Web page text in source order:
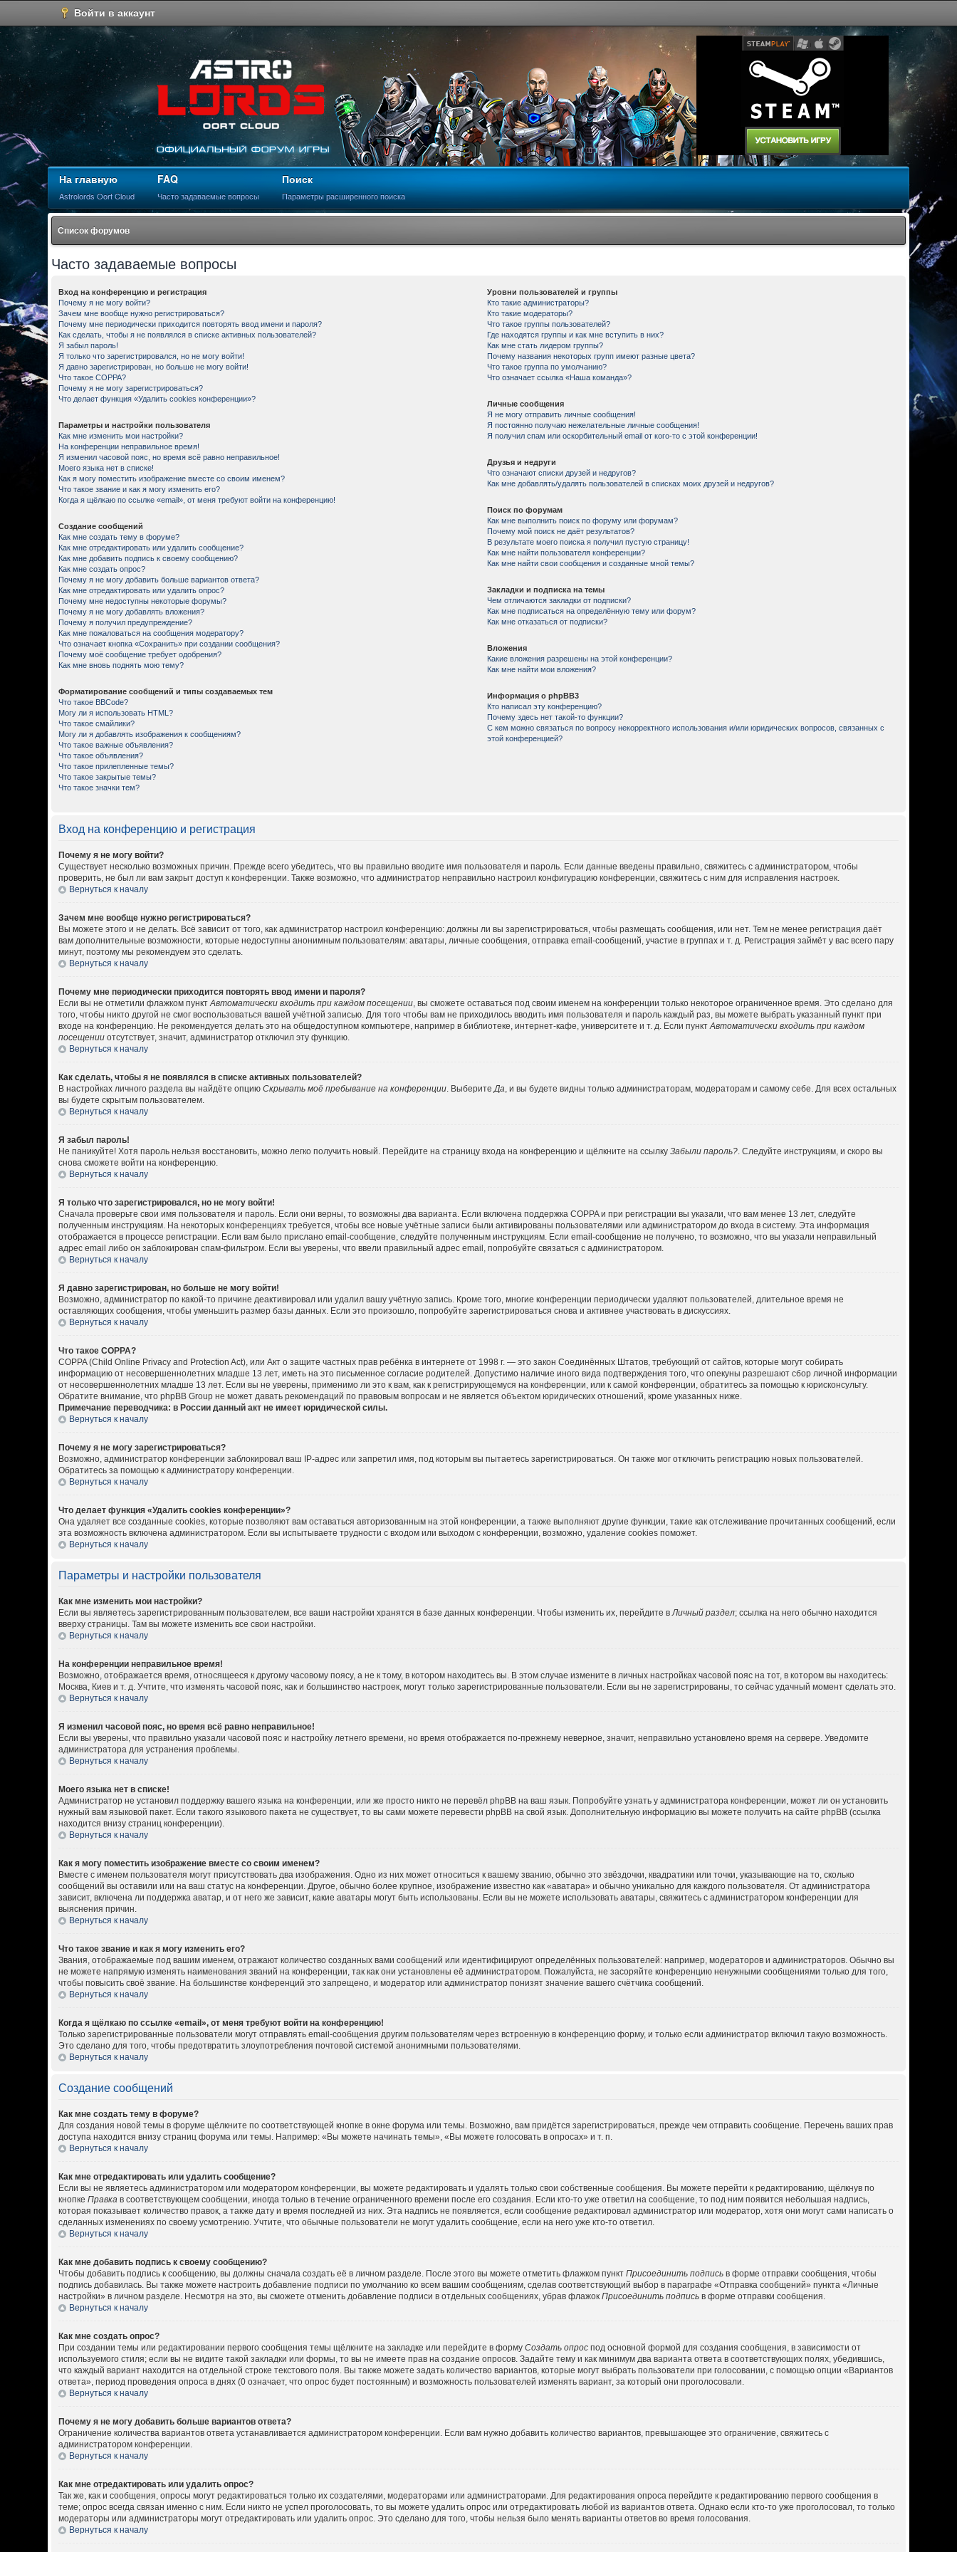
Войти в аккаунт
На главную
Astrolords Oort Cloud
FAQ
Часто задаваемые вопросы
Поиск
Параметры расширенного поиска
Список форумов
Часто задаваемые вопросы
Вход на конференцию и регистрация
Почему я не могу войти?
Зачем мне вообще нужно регистрироваться?
Почему мне периодически приходится повторять ввод имени и пароля?
Как сделать, чтобы я не появлялся в списке активных пользователей?
Я забыл пароль!
Я только что зарегистрировался, но не могу войти!
Я давно зарегистрирован, но больше не могу войти!
Что такое COPPA?
Почему я не могу зарегистрироваться?
Что делает функция «Удалить cookies конференции»?
Параметры и настройки пользователя
Как мне изменить мои настройки?
На конференции неправильное время!
Я изменил часовой пояс, но время всё равно неправильное!
Моего языка нет в списке!
Как я могу поместить изображение вместе со своим именем?
Что такое звание и как я могу изменить его?
Когда я щёлкаю по ссылке «email», от меня требуют войти на конференцию!
Создание сообщений
Как мне создать тему в форуме?
Как мне отредактировать или удалить сообщение?
Как мне добавить подпись к своему сообщению?
Как мне создать опрос?
Почему я не могу добавить больше вариантов ответа?
Как мне отредактировать или удалить опрос?
Почему мне недоступны некоторые форумы?
Почему я не могу добавлять вложения?
Почему я получил предупреждение?
Как мне пожаловаться на сообщения модератору?
Что означает кнопка «Сохранить» при создании сообщения?
Почему моё сообщение требует одобрения?
Как мне вновь поднять мою тему?
Форматирование сообщений и типы создаваемых тем
Что такое BBCode?
Могу ли я использовать HTML?
Что такое смайлики?
Могу ли я добавлять изображения к сообщениям?
Что такое важные объявления?
Что такое объявления?
Что такое прилепленные темы?
Что такое закрытые темы?
Что такое значки тем?
Уровни пользователей и группы
Кто такие администраторы?
Кто такие модераторы?
Что такое группы пользователей?
Где находятся группы и как мне вступить в них?
Как мне стать лидером группы?
Почему названия некоторых групп имеют разные цвета?
Что такое группа по умолчанию?
Что означает ссылка «Наша команда»?
Личные сообщения
Я не могу отправить личные сообщения!
Я постоянно получаю нежелательные личные сообщения!
Я получил спам или оскорбительный email от кого-то с этой конференции!
Друзья и недруги
Что означают списки друзей и недругов?
Как мне добавлять/удалять пользователей в списках моих друзей и недругов?
Поиск по форумам
Как мне выполнить поиск по форуму или форумам?
Почему мой поиск не даёт результатов?
В результате моего поиска я получил пустую страницу!
Как мне найти пользователя конференции?
Как мне найти свои сообщения и созданные мной темы?
Закладки и подписка на темы
Чем отличаются закладки от подписки?
Как мне подписаться на определённую тему или форум?
Как мне отказаться от подписки?
Вложения
Какие вложения разрешены на этой конференции?
Как мне найти мои вложения?
Информация о phpBB3
Кто написал эту конференцию?
Почему здесь нет такой-то функции?
С кем можно связаться по вопросу некорректного использования и/или юридических вопросов, связанных с
этой конференцией?
Вход на конференцию и регистрация
Почему я не могу войти?
Существует несколько возможных причин. Прежде всего убедитесь, что вы правильно вводите имя пользователя и пароль. Если данные введены правильно, свяжитесь с администратором, чтобы
проверить, не был ли вам закрыт доступ к конференции. Также возможно, что администратор неправильно настроил конфигурацию конференции, свяжитесь с ним для исправления настроек.
Вернуться к началу
Зачем мне вообще нужно регистрироваться?
Вы можете этого и не делать. Всё зависит от того, как администратор настроил конференцию: должны ли вы зарегистрироваться, чтобы размещать сообщения, или нет. Тем не менее регистрация даёт
вам дополнительные возможности, которые недоступны анонимным пользователям: аватары, личные сообщения, отправка email-сообщений, участие в группах и т. д. Регистрация займёт у вас всего пару
минут, поэтому мы рекомендуем это сделать.
Вернуться к началу
Почему мне периодически приходится повторять ввод имени и пароля?
Если вы не отметили флажком пунктАвтоматически входить при каждом посещении, вы сможете оставаться под своим именем на конференции только некоторое ограниченное время. Это сделано для
того, чтобы никто другой не смог воспользоваться вашей учётной записью. Для того чтобы вам не приходилось вводить имя пользователя и пароль каждый раз, вы можете выбрать указанный пункт при
входе на конференцию. Не рекомендуется делать это на общедоступном компьютере, например в библиотеке, интернет-кафе, университете и т. д. Если пунктАвтоматически входить при каждом
посещении отсутствует, значит, администратор отключил эту функцию.
Вернуться к началу
Как сделать, чтобы я не появлялся в списке активных пользователей?
В настройках личного раздела вы найдёте опциюСкрывать моё пребывание на конференции. ВыберитеДа, и вы будете видны только администраторам, модераторам и самому себе. Для всех остальных
вы будете скрытым пользователем.
Вернуться к началу
Я забыл пароль!
Не паникуйте! Хотя пароль нельзя восстановить, можно легко получить новый. Перейдите на страницу входа на конференцию и щёлкните на ссылкуЗабыли пароль?. Следуйте инструкциям, и скоро вы
снова сможете войти на конференцию.
Вернуться к началу
Я только что зарегистрировался, но не могу войти!
Сначала проверьте свои имя пользователя и пароль. Если они верны, то возможны два варианта. Если включена поддержка COPPA и при регистрации вы указали, что вам менее 13 лет, следуйте
полученным инструкциям. На некоторых конференциях требуется, чтобы все новые учётные записи были активированы пользователями или администратором до входа в систему. Эта информация
отображается в процессе регистрации. Если вам было прислано email-сообщение, следуйте полученным инструкциям. Если email-сообщение не получено, то возможно, что вы указали неправильный
адрес email либо он заблокирован спам-фильтром. Если вы уверены, что ввели правильный адрес email, попробуйте связаться с администратором.
Вернуться к началу
Я давно зарегистрирован, но больше не могу войти!
Возможно, администратор по какой-то причине деактивировал или удалил вашу учётную запись. Кроме того, многие конференции периодически удаляют пользователей, длительное время не
оставляющих сообщения, чтобы уменьшить размер базы данных. Если это произошло, попробуйте зарегистрироваться снова и активнее участвовать в дискуссиях.
Вернуться к началу
Что такое COPPA?
COPPA (Child Online Privacy and Protection Act), или Акт о защите частных прав ребёнка в интернете от 1998 г. — это закон Соединённых Штатов, требующий от сайтов, которые могут собирать
информацию от несовершеннолетних младше 13 лет, иметь на это письменное согласие родителей. Допустимо наличие иного вида подтверждения того, что опекуны разрешают сбор личной информации
от несовершеннолетних младше 13 лет. Если вы не уверены, применимо ли это к вам, как к регистрирующемуся на конференции, или к самой конференции, обратитесь за помощью к юрисконсульту.
Обратите внимание, что phpBB Group не может давать рекомендаций по правовым вопросам и не является объектом юридических отношений, кроме указанных ниже.
Примечание переводчика: в России данный акт не имеет юридической силы.
Вернуться к началу
Почему я не могу зарегистрироваться?
Возможно, администратор конференции заблокировал ваш IP-адрес или запретил имя, под которым вы пытаетесь зарегистрироваться. Он также мог отключить регистрацию новых пользователей.
Обратитесь за помощью к администратору конференции.
Вернуться к началу
Что делает функция «Удалить cookies конференции»?
Она удаляет все созданные cookies, которые позволяют вам оставаться авторизованным на этой конференции, а также выполняют другие функции, такие как отслеживание прочитанных сообщений, если
эта возможность включена администратором. Если вы испытываете трудности с входом или выходом с конференции, возможно, удаление cookies поможет.
Вернуться к началу
Параметры и настройки пользователя
Как мне изменить мои настройки?
Если вы являетесь зарегистрированным пользователем, все ваши настройки хранятся в базе данных конференции. Чтобы изменить их, перейдите вЛичный раздел; ссылка на него обычно находится
вверху страницы. Там вы можете изменить все свои настройки.
Вернуться к началу
На конференции неправильное время!
Возможно, отображается время, относящееся к другому часовому поясу, а не к тому, в котором находитесь вы. В этом случае измените в личных настройках часовой пояс на тот, в котором вы находитесь:
Москва, Киев и т. д. Учтите, что изменять часовой пояс, как и большинство настроек, могут только зарегистрированные пользователи. Если вы не зарегистрированы, то сейчас удачный момент сделать это.
Вернуться к началу
Я изменил часовой пояс, но время всё равно неправильное!
Если вы уверены, что правильно указали часовой пояс и настройку летнего времени, но время отображается по-прежнему неверное, значит, неправильно установлено время на сервере. Уведомите
администратора для устранения проблемы.
Вернуться к началу
Моего языка нет в списке!
Администратор не установил поддержку вашего языка на конференции, или же просто никто не перевёл phpBB на ваш язык. Попробуйте узнать у администратора конференции, может ли он установить
нужный вам языковой пакет. Если такого языкового пакета не существует, то вы сами можете перевести phpBB на свой язык. Дополнительную информацию вы можете получить на сайте phpBB (ссылка
находится внизу страниц конференции).
Вернуться к началу
Как я могу поместить изображение вместе со своим именем?
Вместе с именем пользователя могут присутствовать два изображения. Одно из них может относиться к вашему званию, обычно это звёздочки, квадратики или точки, указывающие на то, сколько
сообщений вы оставили или на ваш статус на конференции. Другое, обычно более крупное, изображение известно как «аватара» и обычно уникально для каждого пользователя. От администратора
зависит, включена ли поддержка аватар, и от него же зависит, какие аватары могут быть использованы. Если вы не можете использовать аватары, свяжитесь с администратором конференции для
выяснения причин.
Вернуться к началу
Что такое звание и как я могу изменить его?
Звания, отображаемые под вашим именем, отражают количество созданных вами сообщений или идентифицируют определённых пользователей: например, модераторов и администраторов. Обычно вы
не можете напрямую изменять наименования званий на конференции, так как они установлены её администратором. Пожалуйста, не засоряйте конференцию ненужными сообщениями только для того,
чтобы повысить своё звание. На большинстве конференций это запрещено, и модератор или администратор понизят значение вашего счётчика сообщений.
Вернуться к началу
Когда я щёлкаю по ссылке «email», от меня требуют войти на конференцию!
Только зарегистрированные пользователи могут отправлять email-сообщения другим пользователям через встроенную в конференцию форму, и только если администратор включил такую возможность.
Это сделано для того, чтобы предотвратить злоупотребления почтовой системой анонимными пользователями.
Вернуться к началу
Создание сообщений
Как мне создать тему в форуме?
Для создания новой темы в форуме щёлкните по соответствующей кнопке в окне форума или темы. Возможно, вам придётся зарегистрироваться, прежде чем отправить сообщение. Перечень ваших прав
доступа находится внизу страниц форума или темы. Например: «Вы можете начинать темы», «Вы можете голосовать в опросах» и т. п.
Вернуться к началу
Как мне отредактировать или удалить сообщение?
Если вы не являетесь администратором или модератором конференции, вы можете редактировать и удалять только свои собственные сообщения. Вы можете перейти к редактированию, щёлкнув по
кнопкеПравка в соответствующем сообщении, иногда только в течение ограниченного времени после его создания. Если кто-то уже ответил на сообщение, то под ним появится небольшая надпись,
которая показывает количество правок, а также дату и время последней из них. Эта надпись не появляется, если сообщение редактировал администратор или модератор, хотя они могут сами написать о
сделанных изменениях по своему усмотрению. Учтите, что обычные пользователи не могут удалить сообщение, если на него уже кто-то ответил.
Вернуться к началу
Как мне добавить подпись к своему сообщению?
Чтобы добавить подпись к сообщению, вы должны сначала создать её в личном разделе. После этого вы можете отметить флажком пунктПрисоединить подпись в форме отправки сообщения, чтобы
подпись добавилась. Вы также можете настроить добавление подписи по умолчанию ко всем вашим сообщениям, сделав соответствующий выбор в параграфе «Отправка сообщений» пункта «Личные
настройки» в личном разделе. Несмотря на это, вы сможете отменить добавление подписи в отдельных сообщениях, убрав флажокПрисоединить подпись в форме отправки сообщения.
Вернуться к началу
Как мне создать опрос?
При создании темы или редактировании первого сообщения темы щёлкните на закладке или перейдите в формуСоздать опрос под основной формой для создания сообщения, в зависимости от
используемого стиля; если вы не видите такой закладки или формы, то вы не имеете прав на создание опросов. Задайте тему и как минимум два варианта ответа в соответствующих полях, убедившись,
что каждый вариант находится на отдельной строке текстового поля. Вы также можете задать количество вариантов, которые могут выбрать пользователи при голосовании, с помощью опции «Вариантов
ответа», период проведения опроса в днях (0 означает, что опрос будет постоянным) и возможность пользователей изменять вариант, за который они проголосовали.
Вернуться к началу
Почему я не могу добавить больше вариантов ответа?
Ограничение количества вариантов ответа устанавливается администратором конференции. Если вам нужно добавить количество вариантов, превышающее это ограничение, свяжитесь с
администратором конференции.
Вернуться к началу
Как мне отредактировать или удалить опрос?
Так же, как и сообщения, опросы могут редактироваться только их создателями, модераторами или администраторами. Для редактирования опроса перейдите к редактированию первого сообщения в
теме; опрос всегда связан именно с ним. Если никто не успел проголосовать, то вы можете удалить опрос или отредактировать любой из вариантов ответа. Однако если кто-то уже проголосовал, то только
модераторы или администраторы могут отредактировать или удалить опрос. Это сделано для того, чтобы нельзя было менять варианты ответов во время голосования.
Вернуться к началу